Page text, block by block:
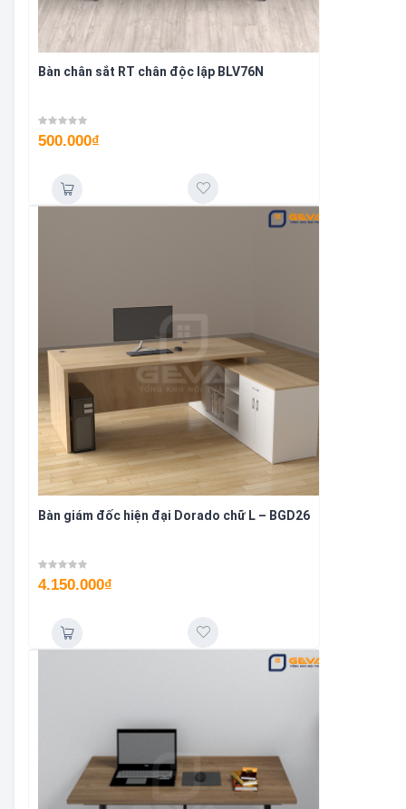
Bàn chân sắt RT chân độc lập BLV76N
500.000₫
Bàn giám đốc hiện đại Dorado chữ L – BGD26
4.150.000₫